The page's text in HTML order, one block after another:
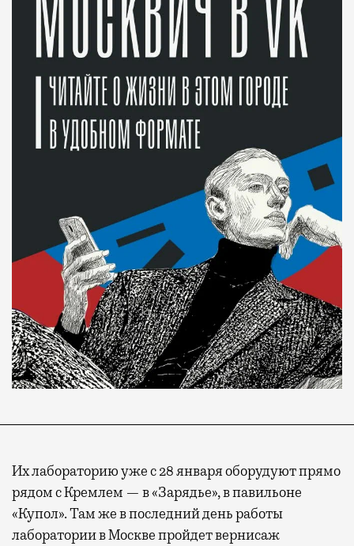
Их лабораторию уже с 28 января оборудуют прямо
рядом с Кремлем — в «Зарядье», в павильоне
«Купол». Там же в последний день работы
лаборатории в Москве пройдет вернисаж